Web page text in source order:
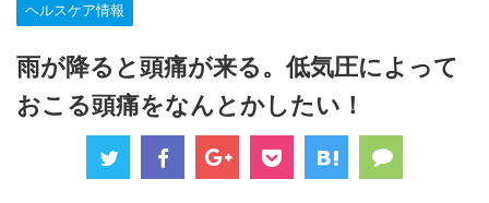
ヘルスケア情報
雨が降ると頭痛が来る。低気圧によって
おこる頭痛をなんとかしたい！